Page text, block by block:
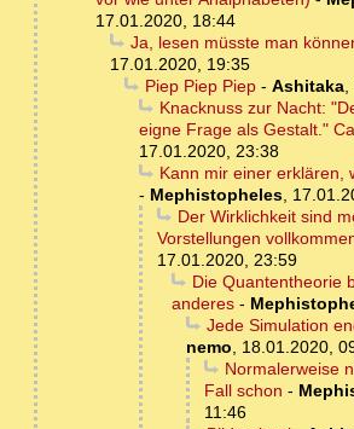
17.01.2020, 18:44
Ja, lesen müsste man
17.01.2020, 19:35
Piep Piep Piep- Ashitaka,
Knacknuss zur Nacht:
eigne Frage als Gestalt."
17.01.2020, 23:38
Kann mir einer erklären,
- Mephistopheles,
Der Wirklichkeit sind
Vorstellungen
17.01.2020, 23:59
Die Quantentheorie
anderes -
Jede Simulation
nemo, 18.01.2020,
Normalerweise
Fall schon -
11:46